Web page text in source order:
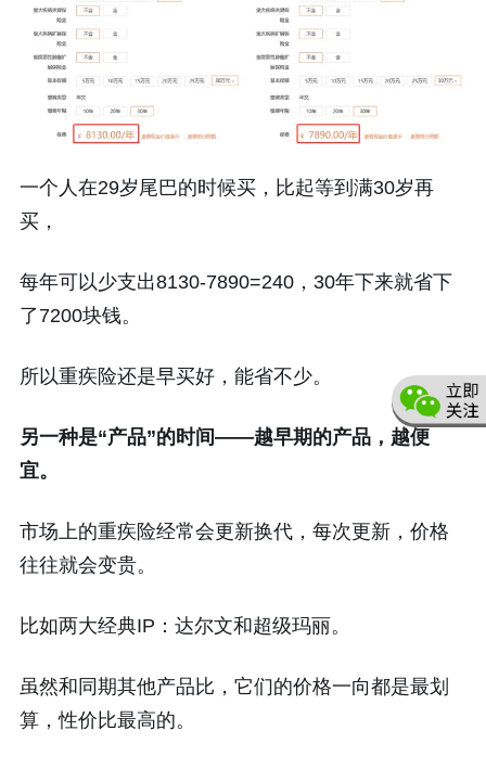
一个人在29岁尾巴的时候买，比起等到满30岁再
买，
每年可以少支出8130-7890=240，30年下来就省下
了7200块钱。
所以重疾险还是早买好，能省不少。
另一种是“产品”的时间——越早期的产品，越便
宜。
市场上的重疾险经常会更新换代，每次更新，价格
往往就会变贵。
比如两大经典IP：达尔文和超级玛丽。
虽然和同期其他产品比，它们的价格一向都是最划
算，性价比最高的。